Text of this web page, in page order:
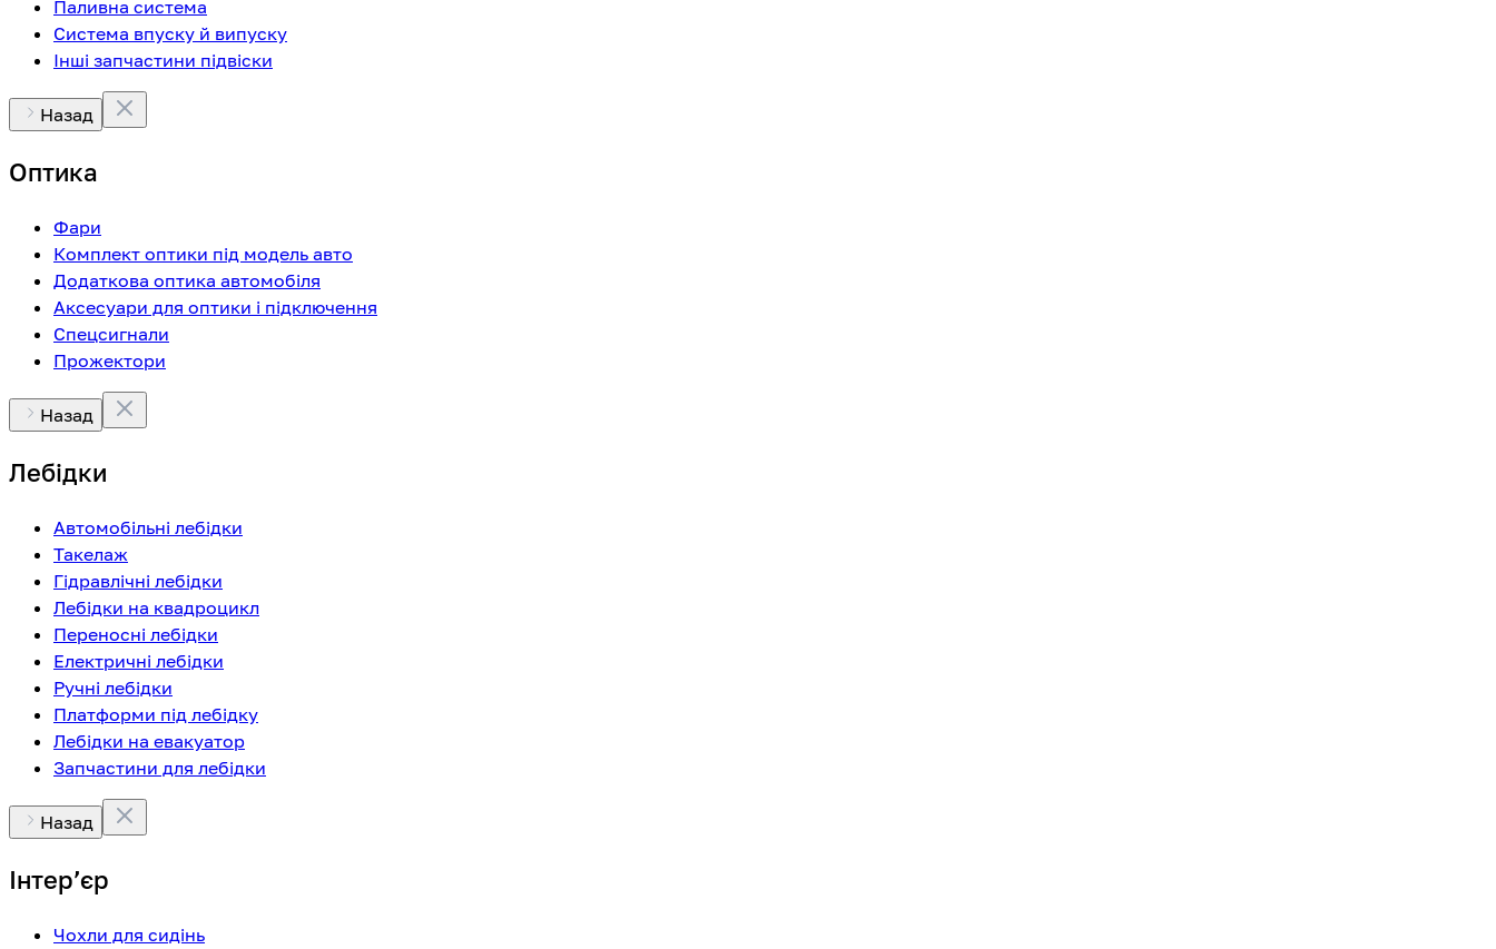
Паливна система
Система впуску й випуску
Інші запчастини підвіски
Назад
Оптика
Фари
Комплект оптики під модель авто
Додаткова оптика автомобіля
Аксесуари для оптики і підключення
Спецсигнали
Прожектори
Назад
Лебідки
Автомобільні лебідки
Такелаж
Гідравлічні лебідки
Лебідки на квадроцикл
Переносні лебідки
Електричні лебідки
Ручні лебідки
Платформи під лебідку
Лебідки на евакуатор
Запчастини для лебідки
Назад
Інтерʼєр
Чохли для сидінь